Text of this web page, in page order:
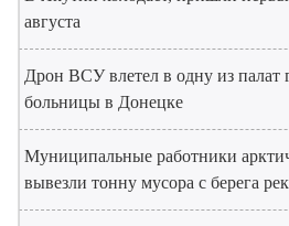
августа
Дрон ВСУ влетел в одну из палат
больницы в Донецке
Муниципальные работники
вывезли тонну мусора с берега